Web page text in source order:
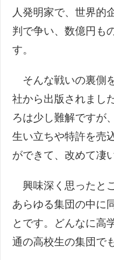
人発明家で、世界的
判で争い、数億円も
す。
そんな戦いの裏側
社から出版されまし
ろは少し難解ですが
生い立ちや特許を売
ができて、改めて凄
興味深く思ったと
あらゆる集団の中に
とです。どんなに高
通の高校生の集団で